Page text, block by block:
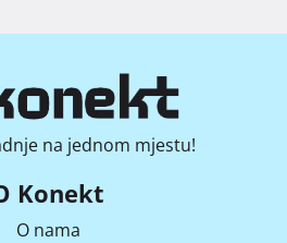
na jednom mjestu!
Konekt
O nama